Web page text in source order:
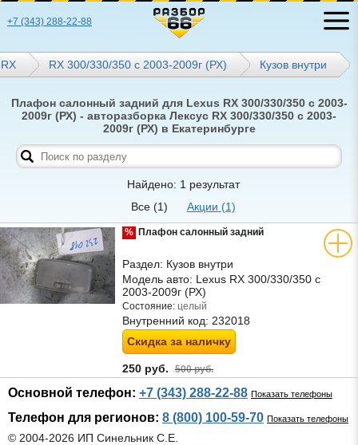
+7 (343) 288-22-88
RX RX 300/330/350 с 2003-2009г (РХ) Кузов внутри
Плафон салонный задний для Lexus RX 300/330/350 с 2003-
2009г (РХ) - авторазборка Лексус RX 300/330/350 с 2003-
2009г (РХ) в Екатеринбурге
Найдено: 1 результат
Все (1) Акции (1)
% Плафон салонный задний
Раздел: Кузов внутри
Модель авто: Lexus RX 300/330/350 с
2003-2009г (РХ)
Состояние: целый
Внутренний код: 232018
Скидка за наличку
250 руб. 500 руб.
Основной телефон: +7 (343) 288-22-88 Показать телефоны
Телефон для регионов: 8 (800) 100-59-70 Показать телефоны
© 2004-2026 ИП Синельник С.Е.